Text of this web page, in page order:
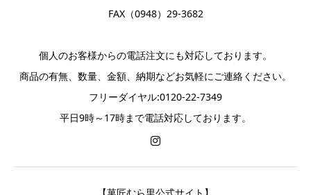
FAX（0948）29-3682
個人のお客様からの電話注文にも対応しております。
商品の有無、数量、金額、納期などお気軽にご連絡ください。
フリーダイヤル:0120-22-7349
平日9時～17時まで電話対応しております。